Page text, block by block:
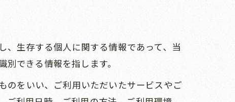
、生存する個人に関する情報であって、当
できる情報を指します。
のをいい、ご利用いただいたサービスやご